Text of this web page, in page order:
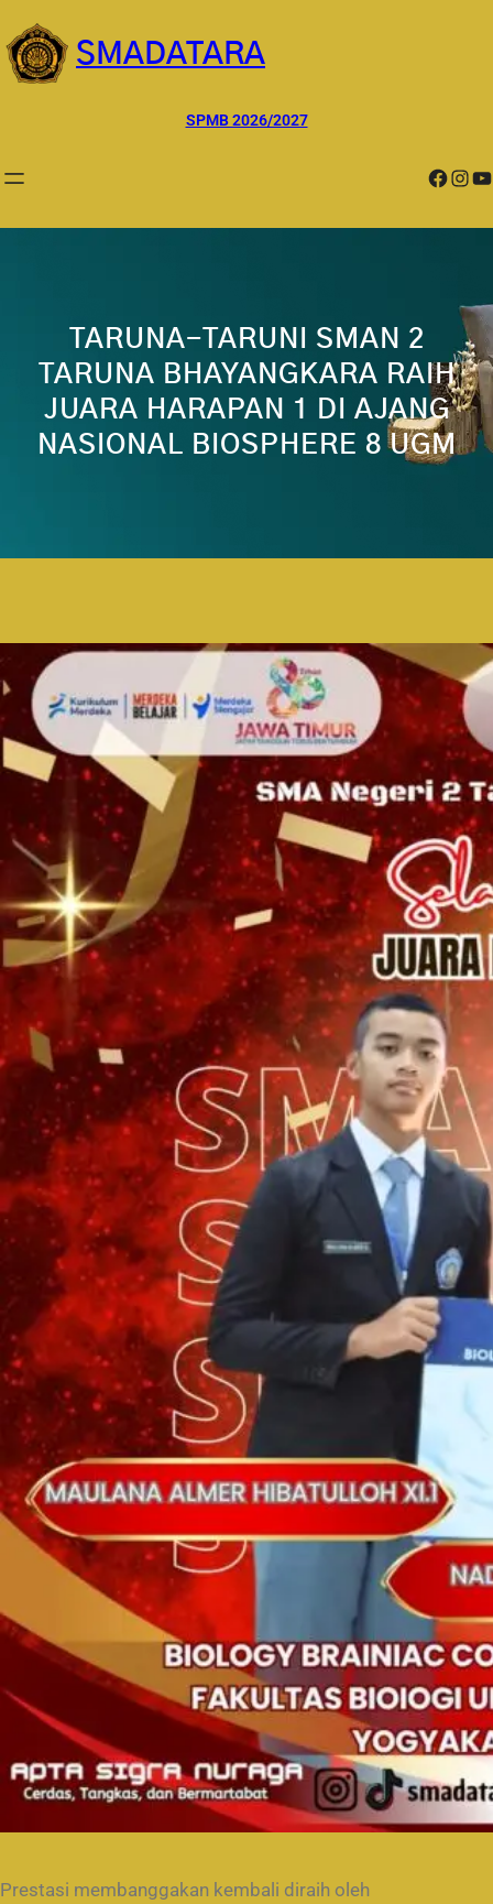
ke
konten
SMADATARA
SPMB 2026/2027
Facebook InstagramYouTube
TARUNA-TARUNI SMAN 2
TARUNA BHAYANGKARA RAIH
JUARA HARAPAN 1 DI AJANG
NASIONAL BIOSPHERE 8 UGM
Prestasi membanggakan kembali diraih oleh